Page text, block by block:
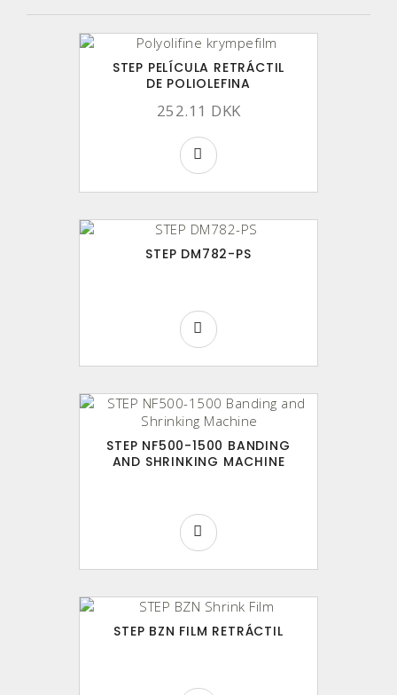
STEP PELÍCULA RETRÁCTIL
DE POLIOLEFINA
252.11 DKK
STEP DM782-PS
STEP NF500-1500 BANDING
AND SHRINKING MACHINE
STEP BZN FILM RETRÁCTIL